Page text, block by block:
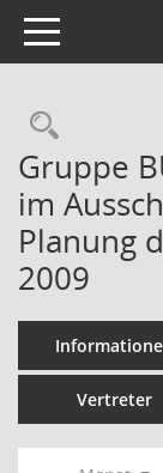
Toggle navigation
Gruppe
im
Planung
2009
Vertreter